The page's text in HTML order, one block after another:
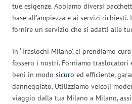
tue esigenze. Abbiamo diversi
base all’ampiezza e ai servizi
fornire un servizio che si adatti alle
In ‘Traslochi Milano’, ci prendiamo
fossero i nostri. Forniamo
beni in modo sicuro ed efficiente,
danneggiato. Utilizziamo veicoli
viaggio dalla tua Milano a Milano,